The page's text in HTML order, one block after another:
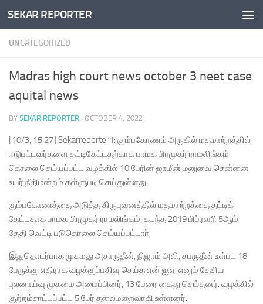
Skip to content
SEKAR REPORTER
UNCATEGORIZED
Madras high court news october 3 neet case
aquital news
BY SEKAR REPORTER · OCTOBER 4, 2022
[10/3, 15:27] Sekarreporter1: கும்பகோணம் அருகில் மதமாற்றத்தில்
ஈடுபட்டவர்களை தட்டிகேட்டதற்காக பாமக பிரமுகர் ராமலிங்கம்
கொலை செய்யப்பட்ட வழக்கில் 10 பேரின் ஜாமீன் மனுவை சென்னை
உயர் நீதிமன்றம் தள்ளுபடி செய்துள்ளது.
கும்பகோணத்தை அடுத்த திருபுவனத்தில் மதமாற்றத்தை தட்டிக்
கேட்டதாக பாமக பிரமுகர் ராமலிங்கம், கடந்த 2019 பிப்ரவரி 5ஆம்
தேதி வெட்டி படுகொலை செய்யப்பட்டார்.
இதுதொடர்பாக முகமது அசாருதீன், நிஜாம் அலி, சபருதீன் உள்பட 18
பேருக்கு எதிராக வழக்குப்பதிவு செய்த என்.ஐ.ஏ. எனும் தேசிய
புலனாய்வு முகமை அமைப்பினர், 13 பேரை கைது செய்தனர். வழக்கில்
குற்றம்சாட்டப்பட்ட 5 பேர் தலைமறைவாகி உள்ளனர்.